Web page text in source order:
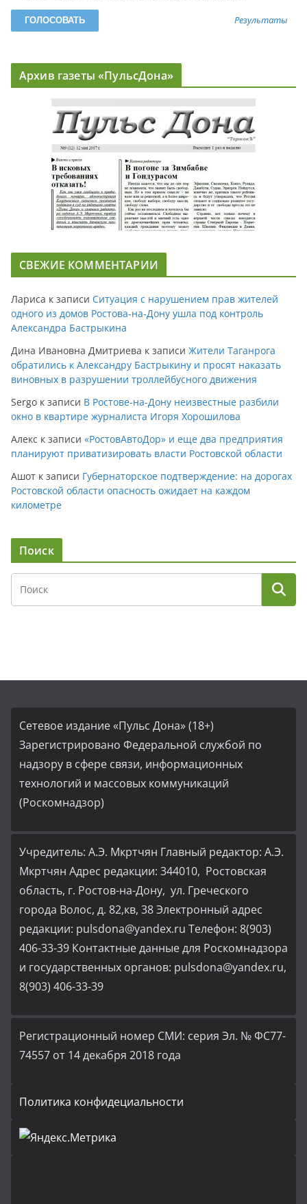
Результаты
Архив газеты «ПульсДона»
СВЕЖИЕ КОММЕНТАРИИ
Лариса к записи Ситуация с нарушением прав жителей
одного из домов Ростова-на-Дону ушла под контроль
Александра Бастрыкина
Дина Ивановна Дмитриева к записи Жители Таганрога
обратились к Александру Бастрыкину и просят наказать
виновных в разрушении троллейбусного движения
Sergo к записи В Ростове-на-Дону неизвестные разбили
окно в квартире журналиста Игоря Хорошилова
Алекс к записи «РостовАвтоДор» и еще два предприятия
планируют приватизировать власти Ростовской области
Ашот к записи Губернаторское подтверждение: на дорогах
Ростовской области опасность ожидает на каждом
километре
Поиск
Сетевое издание «Пульс Дона» (18+)
Зарегистрировано Федеральной службой по
надзору в сфере связи, информационных
технологий и массовых коммуникаций
(Роскомнадзор)
Учредитель: А.Э. Мкртчян Главный редактор: А.Э.
Мкртчян Адрес редакции: 344010, Ростовская
область, г. Ростов-на-Дону, ул. Греческого
города Волос, д. 82,кв, 38 Электронный адрес
редакции: pulsdona@yandex.ru Телефон: 8(903)
406-33-39 Контактные данные для Роскомнадзора
и государственных органов: pulsdona@yandex.ru,
8(903) 406-33-39
Регистрационный номер СМИ: серия Эл. № ФС77-
74557 от 14 декабря 2018 года
Политика конфидециальности